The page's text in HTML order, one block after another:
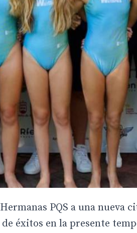
PQS a una nueva
éxitos en la presente